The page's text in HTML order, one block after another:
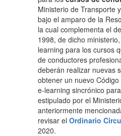
Ministerio de Transporte
bajo el amparo de la
la cual complementa el
1998, de dicho
learning para los cursos
de conductores
deberán realizar nuevas
obtener un nuevo
e-learning sincrónico
estipulado por el
anteriormente
revisar el Ordinario
2020.